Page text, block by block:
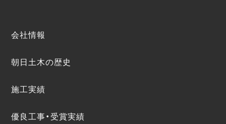
会社情報
朝日土木の歴史
施工実績
優良工事・受賞実績